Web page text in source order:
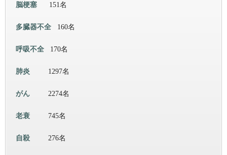
脳梗塞 151名
多臓器不全 160名
呼吸不全 170名
肺炎 1297名
がん 2274名
老衰 745名
自殺 276名